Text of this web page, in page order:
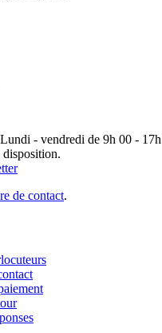
Lundi - vendredi de 9h 00 -
disposition.
de contact.